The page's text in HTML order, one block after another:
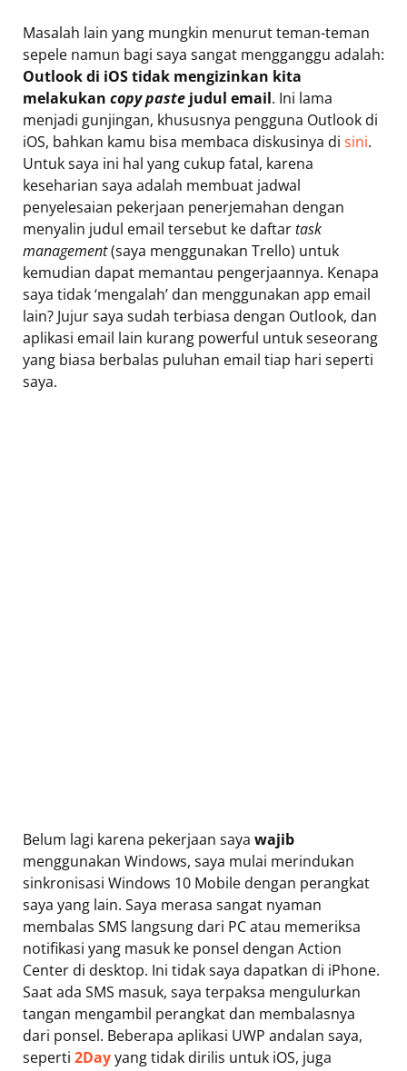
Masalah lain yang mungkin menurut teman-teman
sepele namun bagi saya sangat mengganggu adalah:
Outlook di iOS tidak mengizinkan kita
melakukan copy paste judul email. Ini lama
menjadi gunjingan, khususnya pengguna Outlook di
iOS, bahkan kamu bisa membaca diskusinya di sini.
Untuk saya ini hal yang cukup fatal, karena
keseharian saya adalah membuat jadwal
penyelesaian pekerjaan penerjemahan dengan
menyalin judul email tersebut ke daftartask
management(saya menggunakan Trello) untuk
kemudian dapat memantau pengerjaannya. Kenapa
saya tidak ‘mengalah’ dan menggunakan app email
lain? Jujur saya sudah terbiasa dengan Outlook, dan
aplikasi email lain kurang powerful untuk seseorang
yang biasa berbalas puluhan email tiap hari seperti
saya.
Belum lagi karena pekerjaan saya wajib
menggunakan Windows, saya mulai merindukan
sinkronisasi Windows 10 Mobile dengan perangkat
saya yang lain. Saya merasa sangat nyaman
membalas SMS langsung dari PC atau memeriksa
notifikasi yang masuk ke ponsel dengan Action
Center di desktop. Ini tidak saya dapatkan di iPhone.
Saat ada SMS masuk, saya terpaksa mengulurkan
tangan mengambil perangkat dan membalasnya
dari ponsel. Beberapa aplikasi UWP andalan saya,
seperti 2Dayyang tidak dirilis untuk iOS, juga